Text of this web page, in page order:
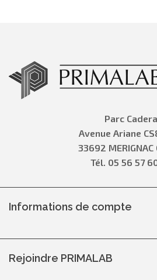
Parc Cadera
Avenue Ariane
33692 MERIGNAC
Tél. 05 56 57
Informations de compte
Rejoindre PRIMALAB